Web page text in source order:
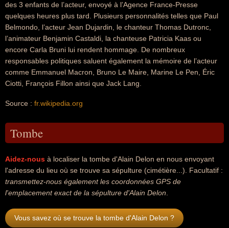
des 3 enfants de l’acteur, envoyé à l’Agence France-Presse
quelques heures plus tard. Plusieurs personnalités telles que Paul
Belmondo, l’acteur Jean Dujardin, le chanteur Thomas Dutronc,
l’animateur Benjamin Castaldi, la chanteuse Patricia Kaas ou
encore Carla Bruni lui rendent hommage. De nombreux
responsables politiques saluent également la mémoire de l’acteur
comme Emmanuel Macron, Bruno Le Maire, Marine Le Pen, Éric
Ciotti, François Fillon ainsi que Jack Lang.
Source : fr.wikipedia.org
Tombe
Aidez-nous à localiser la tombe d'Alain Delon en nous envoyant
l'adresse du lieu où se trouve sa sépulture (cimétière...). Facultatif :
transmettez-nous également les coordonnées GPS de
l'emplacement exact de la sépulture d'Alain Delon
Vous savez où se trouve la tombe d'Alain Delon ?